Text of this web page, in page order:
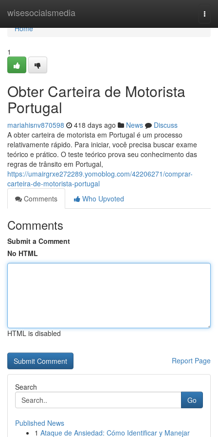
wisesocialsmedia
Home
Home
1
Obter Carteira de Motorista
Portugal
mariahisnv870598 418 days ago News
Discuss
A obter carteira de motorista em Portugal é um processo
relativamente rápido. Para iniciar, você precisa buscar exame
teórico e prático. O teste teórico prova seu conhecimento das
regras de trânsito em Portugal,
https://umairgrxe272289.yomoblog.com/42206271/comprar-
carteira-de-motorista-portugal
Comments
Who Upvoted
Comments
Submit a Comment
No HTML
HTML is disabled
Report Page
Search
Go
Published News
1 Ataque de Ansiedad: Cómo Identificar y Manejar